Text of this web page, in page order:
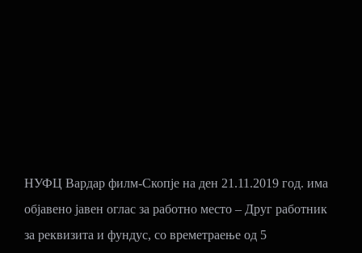
НУФЦ Вардар филм-Скопје на ден 21.11.2019 год. има
објавено јавен оглас за работно место – Друг работник
за реквизита и фундус, со времетраење од 5